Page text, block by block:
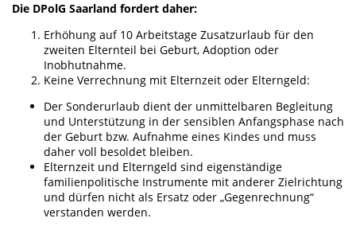
Die DPolG Saarland fordert daher:
Erhöhung auf 10 Arbeitstage Zusatzurlaub für den
zweiten Elternteil bei Geburt, Adoption oder
Inobhutnahme.
Keine Verrechnung mit Elternzeit oder Elterngeld:
Der Sonderurlaub dient der unmittelbaren Begleitung
und Unterstützung in der sensiblen Anfangsphase nach
der Geburt bzw. Aufnahme eines Kindes und muss
daher voll besoldet bleiben.
Elternzeit und Elterngeld sind eigenständige
familienpolitische Instrumente mit anderer Zielrichtung
und dürfen nicht als Ersatz oder „Gegenrechnung“
verstanden werden.